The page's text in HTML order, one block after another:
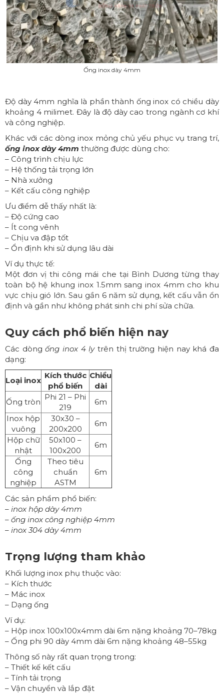
Ống inox dày 4mm
Độ dày 4mm nghĩa là phần thành ống inox có chiều dày
khoảng 4 milimet. Đây là độ dày cao trong ngành cơ khí
và công nghiệp.
Khác với các dòng inox mỏng chủ yếu phục vụ trang trí,
ống inox dày 4mm thường được dùng cho:
– Công trình chịu lực
– Hệ thống tải trọng lớn
– Nhà xưởng
– Kết cấu công nghiệp
Ưu điểm dễ thấy nhất là:
– Độ cứng cao
– Ít cong vênh
– Chịu va đập tốt
– Ổn định khi sử dụng lâu dài
Ví dụ thực tế:
Một đơn vị thi công mái che tại Bình Dương từng thay
toàn bộ hệ khung inox 1.5mm sang inox 4mm cho khu
vực chịu gió lớn. Sau gần 6 năm sử dụng, kết cấu vẫn ổn
định và gần như không phát sinh chi phí sửa chữa.
Quy cách phổ biến hiện nay
Các dòngống inox 4 lytrên thị trường hiện nay khá đa
dạng:
Loại inox
Kích thước
phổ biến
Chiều
dài
Ống tròn
Phi 21 – Phi
219
6m
Inox hộp
vuông
30x30 –
200x200
6m
Hộp chữ
nhật
50x100 –
100x200
6m
Ống
công
nghiệp
Theo tiêu
chuẩn
ASTM
6m
Các sản phẩm phổ biến:
– inox hộp dày 4mm
– ống inox công nghiệp 4mm
– inox 304 dày 4mm
Trọng lượng tham khảo
Khối lượng inox phụ thuộc vào:
– Kích thước
– Mác inox
– Dạng ống
Ví dụ:
– Hộp inox 100x100x4mm dài 6m nặng khoảng 70–78kg
– Ống phi 90 dày 4mm dài 6m nặng khoảng 48–55kg
Thông số này rất quan trọng trong:
– Thiết kế kết cấu
– Tính tải trọng
– Vận chuyển và lắp đặt